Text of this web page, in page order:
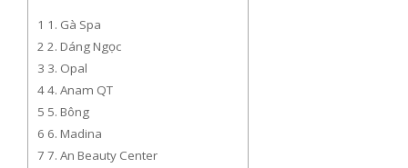
1 1. Gà Spa
2 2. Dáng Ngọc
3 3. Opal
44. Anam QT
5 5. Bông
6 6. Madina
7 7. An Beauty Center